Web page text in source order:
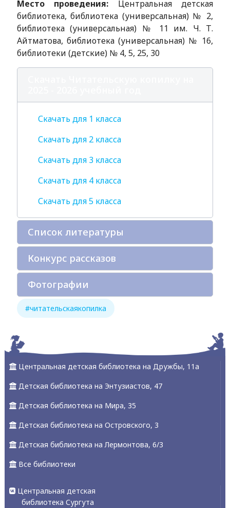
Место проведения: Центральная детская
библиотека, библиотека (универсальная) № 2,
библиотека (универсальная) № 11 им. Ч. Т.
Айтматова, библиотека (универсальная) № 16,
библиотеки (детские) № 4, 5, 25, 30
Скачать для 1 класса
Скачать для 2 класса
Скачать для 3 класса
Скачать для 4 класса
Скачать для 5 класса
Список литературы
Конкурс рассказов
Фотографии
#читательскаякопилка
Центральная детская библиотека на Дружбы, 11а
Детская библиотека на Энтузиастов, 47
Детская библиотека на Мира, 35
Детская библиотека на Островского, 3
Детская библиотека на Лермонтова, 6/3
Все библиотеки
Центральная детская
библиотека Сургута